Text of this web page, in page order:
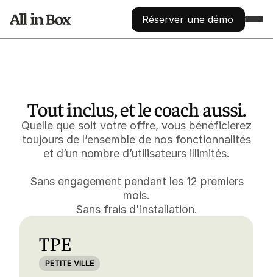
Réserver une démo
Jeux concours
Physique ou digital, automatisé
Centralisation des données
Traitement et segmentation automatisés via API
ANALYSE
Analyse démographique
Découvrez qui sont vos prospects
Analyse géographique
Découvrez d’où viennent vos prospects
Par ville, pays, tags, activité,...
Gestion de la réputation en ligne
Répondre aux avis avec l’IA
Tout inclus, et le coach aussi.
Quelle que soit votre offre, vous bénéficierez
toujours de l’ensemble de nos fonctionnalités
et d’un nombre d’utilisateurs illimités.
Sans engagement pendant les 12 premiers
mois.
Sans frais d'installation.
TPE
PETITE VILLE